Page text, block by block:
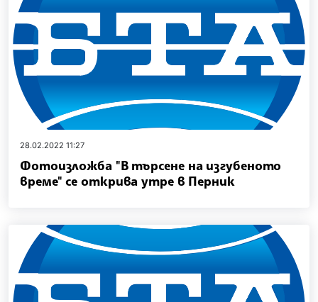
28.02.2022 11:27
Фотоизложба "В търсене на изгубеното
време" се открива утре в Перник